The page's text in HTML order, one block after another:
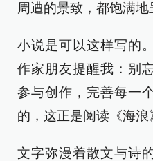
周遭的景致，都饱满地
小说是可以这样写的
作家朋友提醒我：别
参与创作，完善每一
的，这正是阅读《海浪
文字弥漫着散文与诗